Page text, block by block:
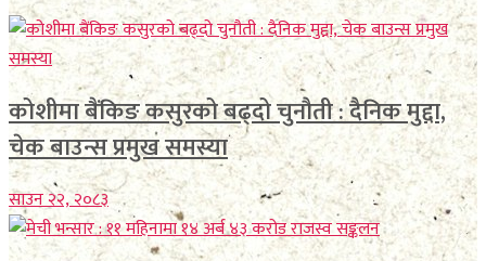
कोशीमा बैंकिङ कसुरको बढ्दो चुनौती : दैनिक मुद्दा,
चेक बाउन्स प्रमुख समस्या
साउन २२, २०८३